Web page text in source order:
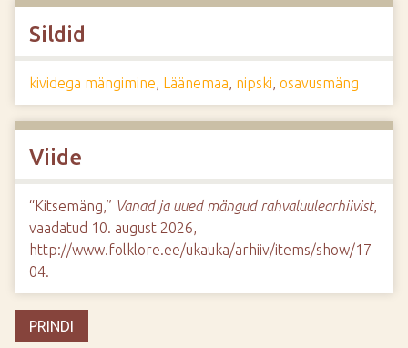
Sildid
kividega mängimine, Läänemaa, nipski, osavusmäng
Viide
“Kitsemäng,” Vanad ja uued mängud rahvaluulearhiivist,
vaadatud 10. august 2026,
http://www.folklore.ee/ukauka/arhiiv/items/show/17
04.
PRINDI